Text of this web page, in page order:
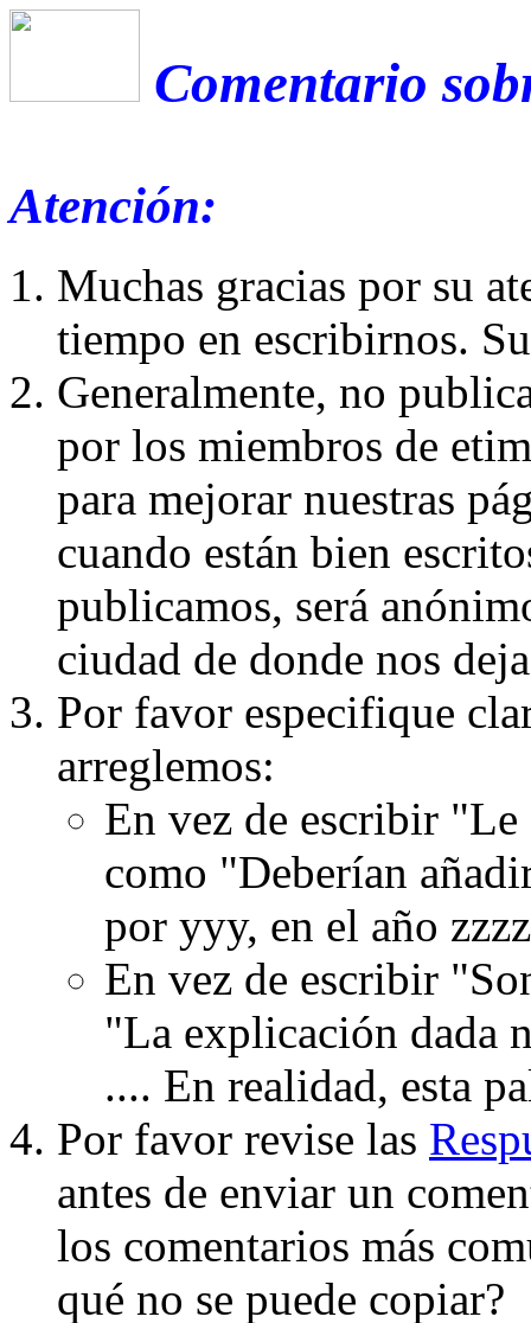
Comentario
Atención:
Muchas gracias por su
tiempo en escribirnos.
Generalmente, no
por los miembros de
para mejorar nuestras
cuando están bien
publicamos, será
ciudad de donde nos
Por favor especifique
arreglemos:
En vez de escribir
como "Deberían
por yyy, en el año
En vez de escribir
"La explicación dada
.... En realidad, esta
Por favor revise las
antes de enviar un
los comentarios más
qué no se puede copiar?